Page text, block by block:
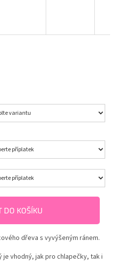
DO KOŠÍKU
dřeva s vyvýšeným ránem.
vhodný, jak pro chlapečky, tak i